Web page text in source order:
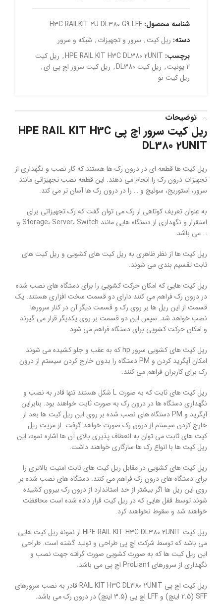
شناسه محصول: H3C RAILKIT 2U DL380 G9 LFF
دسته: ریل کیت, سرور و تجهیزات, شبکه و سرور
برچسب: HPE RAIL KIT H3C DL380 2UNIT
, ریل کیت
2 یونیت
, ریل کیت DL380 , ریل کیت سرور اچ پی ای,
ریل کیت نو
توضیحات
ریل کیت سرور اچ پی HPE RAIL KIT H3C
DL380 2UNIT
ریل کیت ها قطعه ای در درون رک ها هستند که کار نصب و نگهداری از
تجهیزات درون رک را انجام می دهند. این قطعه نصب تجهیزاتی مانند
سرور، استوریج، سوئیچ و … را در درون رک ها آسان تر می کند.
به عنوان تعریف کوتاهی از رک می توان گفت که رک تجهیزاتی برای
استقرار و نگهداری از دستگاه هایی مانند Storage، Server، Switch و
… می باشد.
ریل کیت ها از نظر ظاهری به ریل کیت های کشویی و ریل کیت های
ثابت تقسیم بندی می شوند.
ریل کیت هایی که امکان حرکت کشویی را برای دستگاه های نصب شده
در درون رک فراهم می کنند دارای دو قسمت سخت افزاری هستند. یک
قسمت از این ریل ها بر روی رک و قسمت دیگر آن در کنار سرورها
نصب خواهد شد. سپس این دو قسمت بر روی یکدیگر قرار می گیرند
و امکان حرکت کشویی برای دستگاه فراهم می شود.
ریل کیت های کشویی سرور hp که به عقب و جلو کشیده می شوند
امکان آپگرید کردن و PM دستگاه را بدون خارج کردن سیستم از درون
رک برای کاربران فراهم می کنند.
ریل کیت های ثابت که به صورت L شکل هستند تنها قادر به نصب و
نگهداری دستگاه ها در درون رک به صورت ثابت خواهند بود. بنابراین
آپگرید و PM دستگاه های نصب شده بر روی این ریل کیت ها بعد از
خارج کردن سیستم از درون رک صورت خواهد گرفت. از مزیت ریل
کیت های ثابت می توان به انعطاف پذیری بالای آن ها اشاره نمود، این
ریل کیت ها با انواع رک ها سازگاری خواهند داشت.
ریل کیت های کشویی در مقابل ریل کیت های ثابت امنیت بالاتری را
برای دستگاه های درون رک فراهم می کنند. دستگاه های نصب شده بر
روی این ریل ها اگر بیشتر از حد استاندارد از درون رک بیرون کشیده
شوند توسط قفل هایی که در ریل کیت قرار داده شده است محافظت
خواهند شد و سقوط نخواهند کرد.
ریل کیت HPE RAIL KIT H3C DL380 2UNIT از نمونه ریل کیت هایی
می باشد که توسط شرکت اچ پی طراحی و تولید گشته است. طراحی
این ریل کیت ها که به صورت کشویی صورت گرفته جهت نصب و
نگهداری از سرورهای ProLiant اچ پی می باشد.
ریل کیت اچ پی RAIL KIT H3C DL380 2UNIT قادر به نصب سرورهای
SFF (2.5 اینچ) و LFF اچ پی (3.5 اینچ) در درون رک می باشد.